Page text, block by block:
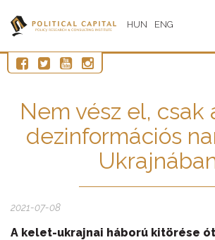
HUN ENG
Nem vész el, csak
dezinformációs
2021-07-08
A kelet-ukrajnai háború kitörése